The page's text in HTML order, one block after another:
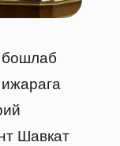
бошлаб
Шавкат